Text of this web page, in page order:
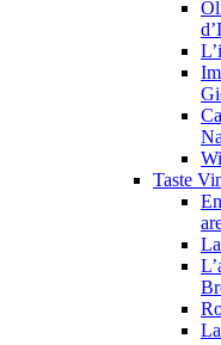
Taste